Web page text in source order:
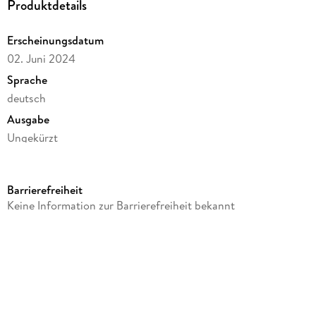
Produktdetails
Erscheinungsdatum
02. Juni 2024
Sprache
deutsch
Ausgabe
Ungekürzt
Laufzeit
Barrierefreiheit
Keine Information zur Barrierefreiheit bekannt